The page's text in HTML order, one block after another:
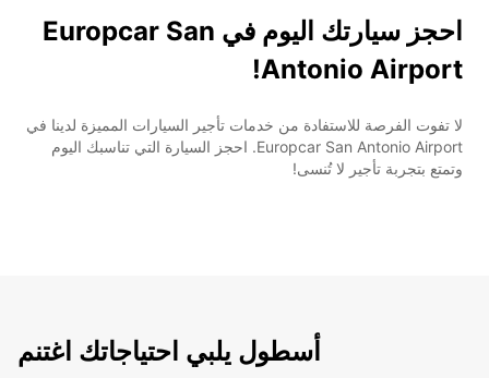
احجز سيارتك اليوم في Europcar San
Antonio Airport!
لا تفوت الفرصة للاستفادة من خدمات تأجير السيارات المميزة لدينا في
Europcar San Antonio Airport. احجز السيارة التي تناسبك اليوم
وتمتع بتجربة تأجير لا تُنسى!
أسطول يلبي احتياجاتك اغتنم